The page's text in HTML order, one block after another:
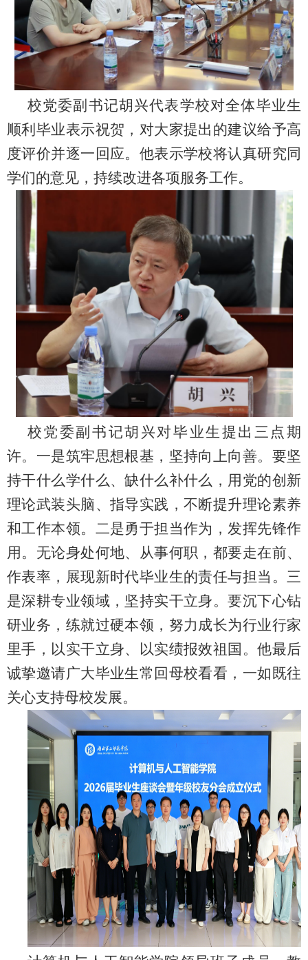
校党委副书记胡兴代表学校对全体毕业生
顺利毕业表示祝贺，对大家提出的建议给予高
度评价并逐一回应。他表示学校将认真研究同
学们的意见，持续改进各项服务工作。
校党委副书记胡兴对毕业生提出三点期
许。一是筑牢思想根基，坚持向上向善。要坚
持干什么学什么、缺什么补什么，用党的创新
理论武装头脑、指导实践，不断提升理论素养
和工作本领。二是勇于担当作为，发挥先锋作
用。无论身处何地、从事何职，都要走在前、
作表率，展现新时代毕业生的责任与担当。三
是深耕专业领域，坚持实干立身。要沉下心钻
研业务，练就过硬本领，努力成长为行业行家
里手，以实干立身、以实绩报效祖国。他最后
诚挚邀请广大毕业生常回母校看看，一如既往
关心支持母校发展。